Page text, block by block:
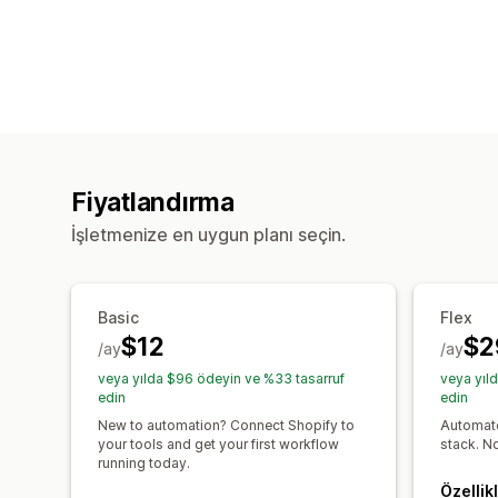
Fiyatlandırma
İşletmenize en uygun planı seçin.
Basic
$12
/ay
veya yılda $96 ödeyin ve %33 tasarruf
edin
New to automation? Connect Shopify to
your tools and get your first workflow
running today.
Flex
/ay
veya
edin
stack.